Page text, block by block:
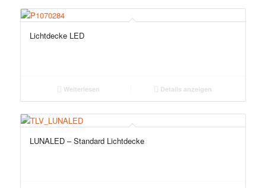
Lichtdecke LED
Weiterlesen Details anzeigen
LUNALED – Standard Lichtdecke